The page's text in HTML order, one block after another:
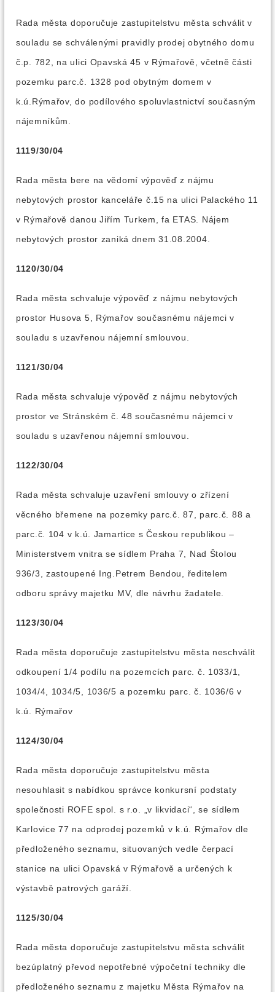
Rada města doporučuje zastupitelstvu města schválit v
souladu se schválenými pravidly prodej obytného domu
č.p. 782, na ulici Opavská 45 v Rýmařově, včetně části
pozemku parc.č. 1328 pod obytným domem v
k.ú.Rýmařov, do podílového spoluvlastnictví současným
nájemníkům.
1119/30/04
Rada města bere na vědomí výpověď z nájmu
nebytových prostor kanceláře č.15 na ulici Palackého 11
v Rýmařově danou Jiřím Turkem, fa ETAS. Nájem
nebytových prostor zaniká dnem 31.08.2004.
1120/30/04
Rada města schvaluje výpověď z nájmu nebytových
prostor Husova 5, Rýmařov současnému nájemci v
souladu s uzavřenou nájemní smlouvou.
1121/30/04
Rada města schvaluje výpověď z nájmu nebytových
prostor ve Stránském č. 48 současnému nájemci v
souladu s uzavřenou nájemní smlouvou.
1122/30/04
Rada města schvaluje uzavření smlouvy o zřízení
věcného břemene na pozemky parc.č. 87, parc.č. 88 a
parc.č. 104 v k.ú. Jamartice s Českou republikou –
Ministerstvem vnitra se sídlem Praha 7, Nad Štolou
936/3, zastoupené Ing.Petrem Bendou, ředitelem
odboru správy majetku MV, dle návrhu žadatele.
1123/30/04
Rada města doporučuje zastupitelstvu města neschválit
odkoupení 1/4 podílu na pozemcích parc. č. 1033/1,
1034/4, 1034/5, 1036/5 a pozemku parc. č. 1036/6 v
k.ú. Rýmařov
1124/30/04
Rada města doporučuje zastupitelstvu města
nesouhlasit s nabídkou správce konkursní podstaty
společnosti ROFE spol. s r.o. „v likvidaci“, se sídlem
Karlovice 77 na odprodej pozemků v k.ú. Rýmařov dle
předloženého seznamu, situovaných vedle čerpací
stanice na ulici Opavská v Rýmařově a určených k
výstavbě patrových garáží.
1125/30/04
Rada města doporučuje zastupitelstvu města schválit
bezúplatný převod nepotřebné výpočetní techniky dle
předloženého seznamu z majetku Města Rýmařov na